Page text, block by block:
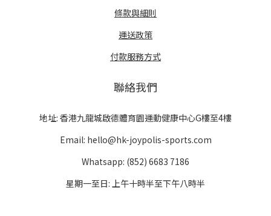
條款與細則
運送政策
付款服務方式
聯絡我們
地址: 香港九龍城啟德體育園運動健康中心G樓至4樓
Email: hello@hk-joypolis-sports.com
Whatsapp: (852) 6683 7186
星期一至日: 上午十時半至下午八時半